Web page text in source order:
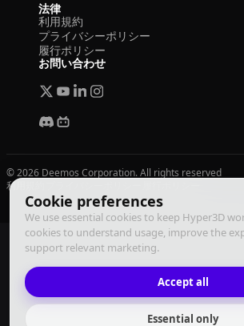
Cookie preferences
We use essential cookies to keep Hyper3D
cookies to understand usage, improve the
support relevant marketing.
Accept all
Essential only
法律
利用規約
プライバシーポリシー
履行ポリシー
お問い合わせ
© 2026 Deemos Corporation. All rights reserved
利用規約